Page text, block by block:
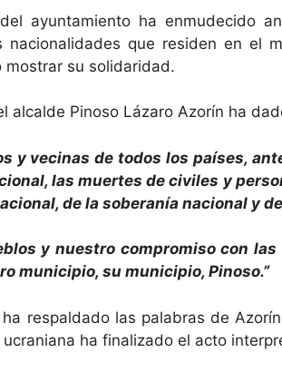
ayuntamiento ha enmudecido
que residen en el
mostrar su solidaridad.
alcalde Pinoso Lázaro Azorín ha
y vecinas de todos los países,
las muertes de civiles y
de la soberanía nacional y
y nuestro compromiso con
municipio, su municipio, Pinoso.”
respaldado las palabras de
ha finalizado el acto